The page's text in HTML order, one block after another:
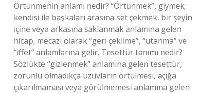
Örtünmenin anlamı nedir? “Örtünmek”, giymek;
kendisi ile başkaları arasına set çekmek, bir şeyin
içine veya arkasına saklanmak anlamına gelen
hicap, mecazi olarak “geri çekilme”, “utanma” ve
“iffet” anlamlarına gelir. Tesettür tanımı nedir?
Sözlükte “gizlenmek” anlamına gelen tesettür,
zorunlu olmadıkça uzuvların örtülmesi, açığa
çıkarılmaması veya görülmemesi anlamına gelen